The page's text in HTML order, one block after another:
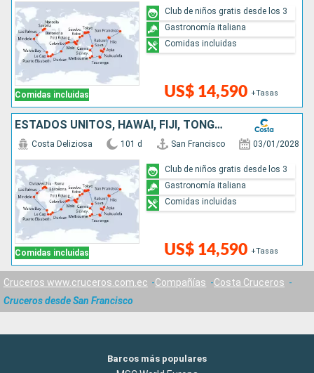
Comidas incluidas US$ 14,590 +Tasas
Club de niños gratis desde los 3
Gastronomía italiana
Comidas incluidas
ESTADOS UNITOS, HAWÁI, FIJI, TONGA, NUEVA ZELANDA, AUSTRALIA, JAPÓN, COREA DEL SUR, TAIWÁN, CHINA, SINGAPUR, MALASIA, TAILANDIA, SUDÁFRICA, ITALIA
Comidas incluidas
Costa Deliziosa 101 d San Francisco 03/01/2028
US$ 14,590 +Tasas
Club de niños gratis desde los 3
Gastronomía italiana
Comidas incluidas
Cruceros www.cruceros.com.ec Compañías
Costa Cruceros
Cruceros desde San Francisco
Barcos más populares